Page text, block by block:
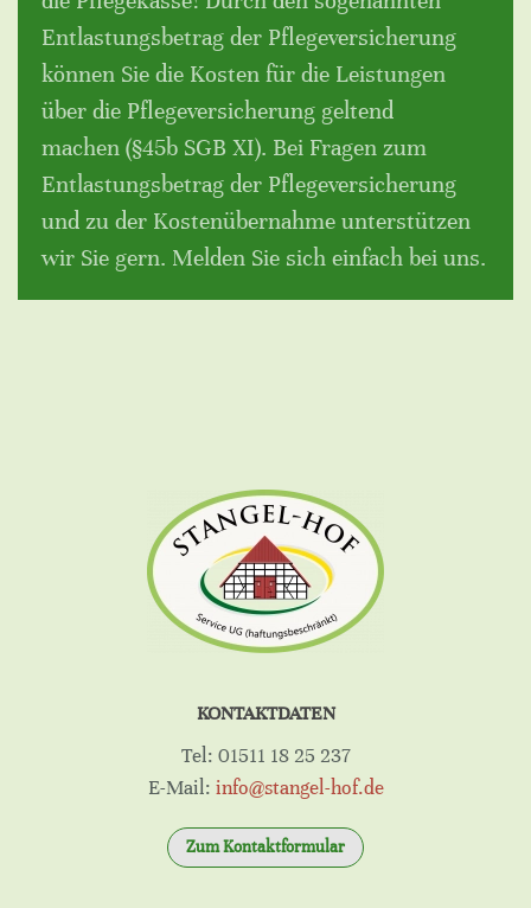
Entlastungsbetrag der Pflegeversicherung
können Sie die Kosten für die Leistungen
über die Pflegeversicherung geltend
machen (§45b SGB XI). Bei Fragen zum
Entlastungsbetrag der Pflegeversicherung
und zu der Kostenübernahme unterstützen
wir Sie gern. Melden Sie sich einfach bei uns.
KONTAKTDATEN
Tel: 01511 18 25 237
E-Mail: info@stangel-hof.de
Zum Kontaktformular